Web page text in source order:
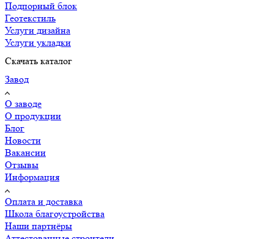
Подпорный блок
Геотекстиль
Услуги дизайна
Услуги укладки
Скачать каталог
Завод
О заводе
О продукции
Блог
Новости
Вакансии
Отзывы
Информация
Оплата и доставка
Школа благоустройства
Наши партнёры